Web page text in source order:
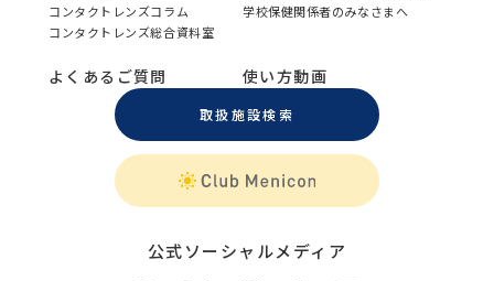
コンタクトレンズコラム
学校保健関係者のみなさまへ
コンタクトレンズ総合資料室
よくあるご質問 使い方動画
取扱施設検索
公式ソーシャルメディア